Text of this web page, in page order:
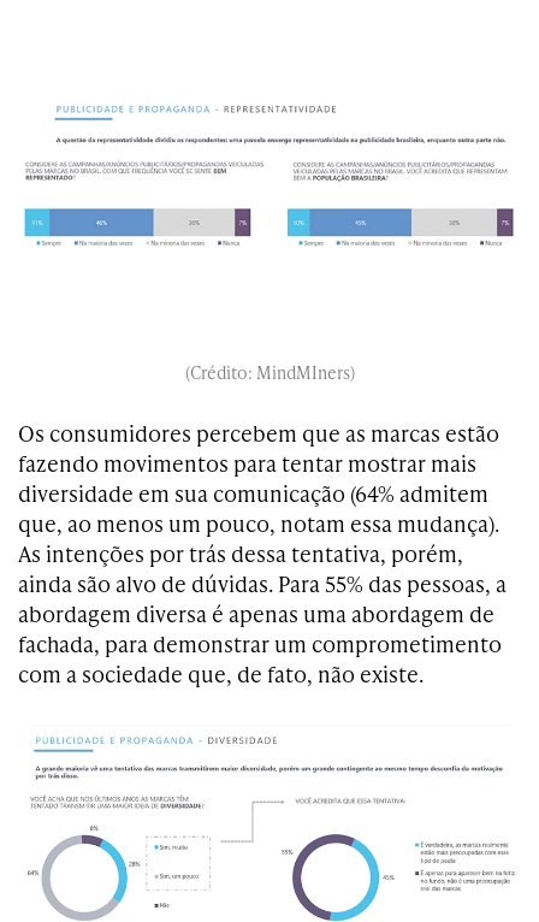
(Crédito: MindMIners)
Os consumidores percebem que as marcas estão
fazendo movimentos para tentar mostrar mais
diversidade em sua comunicação (64% admitem
que, ao menos um pouco, notam essa mudança).
As intenções por trás dessa tentativa, porém,
ainda são alvo de dúvidas. Para 55% das pessoas, a
abordagem diversa é apenas uma abordagem de
fachada, para demonstrar um comprometimento
com a sociedade que, de fato, não existe.